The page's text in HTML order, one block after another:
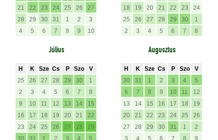
21
22 23 24 25 26
27
28
29 30 31 1 2
3
4
5 6 7 8 9 10
18
19 20 21 22 23
24
25
26 27 28 29 30
1
2
3 4 5 6 7 8
Július
H K Sze Cs P Szo
V
25
26 27 28 29 30
1
2
3 4 5 6 7
8
9
10 11 12 13 14
15
16
17 18 19 20 21
22
23
24 25 26 27 28
29
30
31 1 2 3 4 5
Augusztus
H K Sze Cs P Szo
V
30
31 1 2 3 4
5
6
7 8 9 10 11
12
13
14 15 16 17 18
19
20
21 22 23 24 25
26
27
28 29 30 31 1
2
3
4 5 6 7 8 9